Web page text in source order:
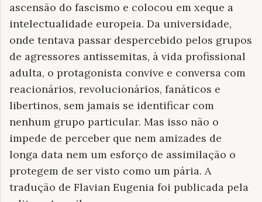
ascensão do fascismo e colocou em xeque a
intelectualidade europeia. Da universidade,
onde tentava passar despercebido pelos grupos
de agressores antissemitas, à vida profissional
adulta, o protagonista convive e conversa com
reacionários, revolucionários, fanáticos e
libertinos, sem jamais se identificar com
nenhum grupo particular. Mas isso não o
impede de perceber que nem amizades de
longa data nem um esforço de assimilação o
protegem de ser visto como um pária. A
tradução de Flavian Eugenia foi publicada pela